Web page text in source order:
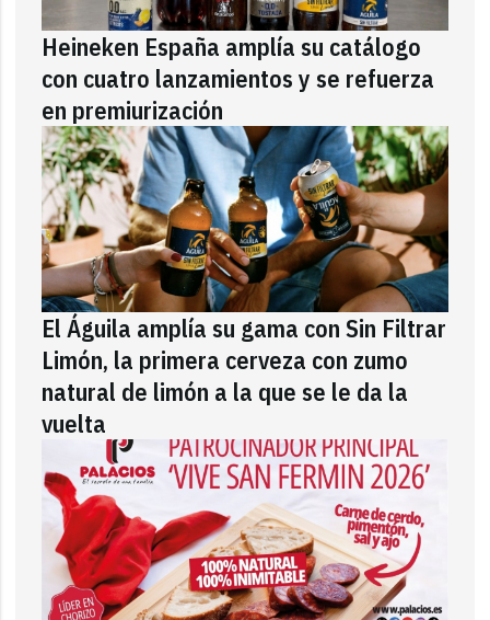
Heineken España amplía su catálogo
con cuatro lanzamientos y se refuerza
en premiurización
El Águila amplía su gama con Sin Filtrar
Limón, la primera cerveza con zumo
natural de limón a la que se le da la
vuelta